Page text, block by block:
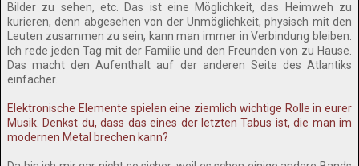
Bilder zu sehen, etc. Das ist eine Möglichkeit, das Heimweh zu
kurieren, denn abgesehen von der Unmöglichkeit, physisch mit den
Leuten zusammen zu sein, kann man immer in Verbindung bleiben.
Ich rede jeden Tag mit der Familie und den Freunden von zu Hause.
Das macht den Aufenthalt auf der anderen Seite des Atlantiks
einfacher.
Elektronische Elemente spielen eine ziemlich wichtige Rolle in eurer
Musik. Denkst du, dass das eines der letzten Tabus ist, die man im
modernen Metal brechen kann?